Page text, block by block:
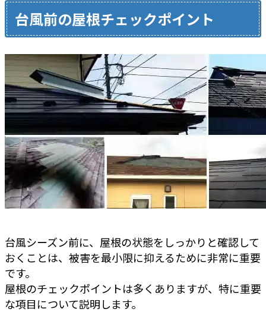
台風前の屋根チェックポイント
台風シーズン前に、屋根の状態をしっかりと確認して
おくことは、被害を最小限に抑えるために非常に重要
です。
屋根のチェックポイントは多くありますが、特に重要
な項目について説明します。